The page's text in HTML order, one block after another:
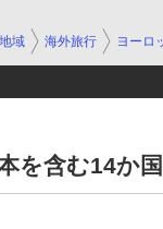
地域 海外旅行 ヨーロ
を含む14か